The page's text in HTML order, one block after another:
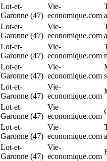
Lot-et-
Garonne (47)
Vie-
economique.com
Lot-et-
Garonne (47)
Vie-
economique.com
Lot-et-
Garonne (47)
Vie-
economique.com
Lot-et-
Garonne (47)
Vie-
economique.com
Lot-et-
Garonne (47)
Vie-
economique.com
Lot-et-
Garonne (47)
Vie-
economique.com
Lot-et-
Garonne (47)
Vie-
economique.com
Lot-et-
Garonne (47)
Vie-
economique.com